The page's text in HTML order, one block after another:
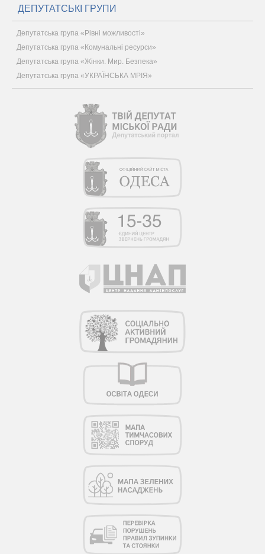
ДЕПУТАТСЬКІ ГРУПИ
Депутатська група «Рівні можливості»
Депутатська група «Комунальні ресурси»
Депутатська група «Жінки. Мир. Безпека»
Депутатська група «УКРАЇНСЬКА МРІЯ»